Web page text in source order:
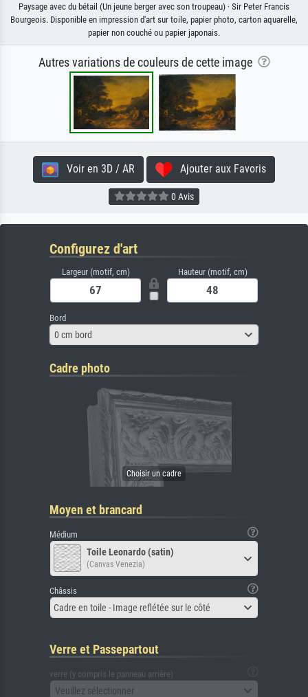
Paysage avec du bétail (Un jeune berger avec son troupeau) · Sir Peter Francis
Bourgeois. Disponible en impression d'art sur toile, papier photo, carton aquarelle,
papier non couché ou papier japonais.
Autres variations de couleurs de cette image
Voir en 3D / AR Ajouter aux Favoris
0 Avis
Configurez d'art
Largeur (motif, cm) Hauteur (motif, cm)
Bord
0 cm bord
Cadre photo
Moyen et brancard
Médium
Toile Leonardo (satin)
(Canvas Venezia)
Châssis
Cadre en toile - Image reflétée sur le côté
Verre et Passepartout
verre (y compris le panneau arrière)
Veuillez sélectionner